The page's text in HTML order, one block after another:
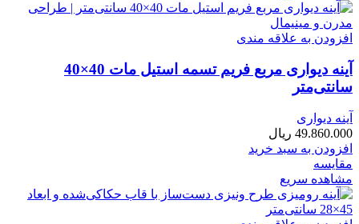
افزودن به علاقه مندی
آینه دیواری مربع فریم تسمه استیل مات 40×40
سانتی‌متر
آینه دیواری
49.860.000 ریال
افزودن به سبد خرید
مقایسه
مشاهده سریع